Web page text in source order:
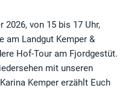
2026, von 15 bis 17 Uhr,
am Landgut Kemper &
Hof-Tour am Fjordgestüt.
mit unseren
Kemper erzählt Euch